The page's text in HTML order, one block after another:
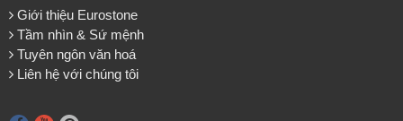
Giới thiệu Eurostone
Tầm nhìn & Sứ mệnh
Tuyên ngôn văn hoá
Liên hệ với chúng tôi